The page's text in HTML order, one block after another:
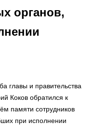
органов,
главы и правительства
Коков обратился к
памяти сотрудников
при исполнении